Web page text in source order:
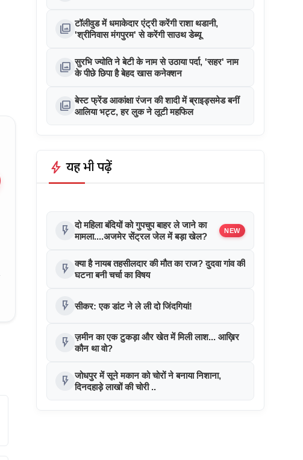
photo_library टॉलीवुड में धमाकेदार एंट्री करेंगी राशा थडानी,
'श्रीनिवास मंगपुरम' से करेंगी साउथ डेब्यू
photo_library सुरभि ज्योति ने बेटी के नाम से उठाया पर्दा, 'सहर' नाम
के पीछे छिपा है बेहद खास कनेक्शन
photo_library बेस्ट फ्रेंड आकांक्षा रंजन की शादी में ब्राइड्समेड बनीं
आलिया भट्ट, हर लुक ने लूटी महफिल
bolt यह भी पढ़ें
flash_on दो महिला बंदियों को गुपचुप बाहर ले जाने का
मामला....अजमेर सेंट्रल जेल में बड़ा खेल?
NEW
flash_on क्या है नायब तहसीलदार की मौत का राज? दुदवा गांव की
घटना बनी चर्चा का विषय
flash_on सीकर: एक डांट ने ले ली दो जिंदगियां!
flash_on ज़मीन का एक टुकड़ा और खेत में मिली लाश... आख़िर
कौन था वो?
flash_on जोधपुर में सूने मकान को चोरों ने बनाया निशाना,
दिनदहाड़े लाखों की चोरी ..